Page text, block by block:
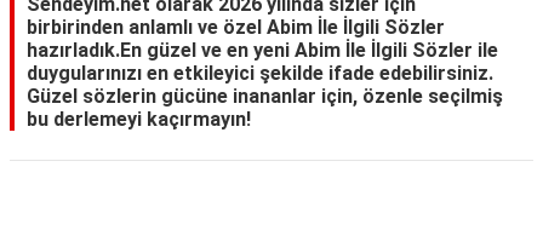
birbirinden anlamlı ve özel Abim İle İlgili Sözler
hazırladık.En güzel ve en yeni Abim İle İlgili Sözler ile
duygularınızı en etkileyici şekilde ifade edebilirsiniz.
Güzel sözlerin gücüne inananlar için, özenle seçilmiş
bu derlemeyi kaçırmayın!